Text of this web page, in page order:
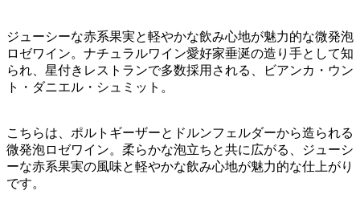
ジューシーな赤系果実と軽やかな飲み心地が魅力的な微発泡
ロゼワイン。ナチュラルワイン愛好家垂涎の造り手として知
られ、星付きレストランで多数採用される、ビアンカ・ウン
ト・ダニエル・シュミット。
こちらは、ポルトギーザーとドルンフェルダーから造られる
微発泡ロゼワイン。柔らかな泡立ちと共に広がる、ジューシ
ーな赤系果実の風味と軽やかな飲み心地が魅力的な仕上がり
です。